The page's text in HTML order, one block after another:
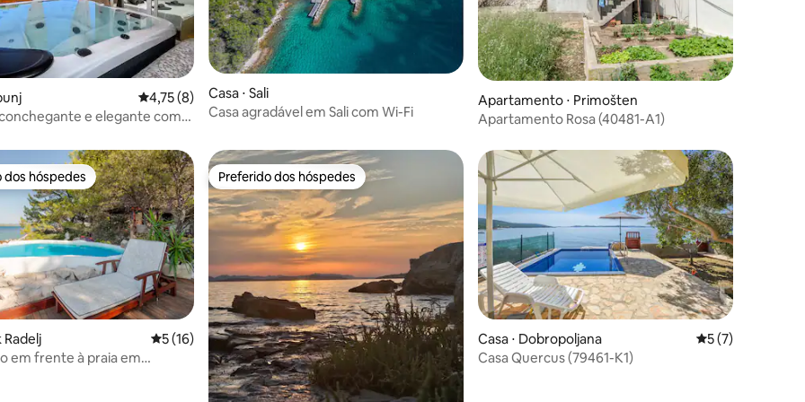
média de 5, 5 avaliações4,75 de uma avaliação média de 5, 8 avaliações
4,75 (8)
e elegante com
Casa ⋅ Sali
Casa agradável em Sali com Wi-Fi
Apartamento ⋅ Primošten
Apartamento Rosa (40481-A1)
de 5, 18 avaliações
dos hóspedes
dos hóspedes
Radelj 5 de uma avaliação média de 5, 16 avaliações
5 (16)
em frente à praia em
Preferido dos hóspedes
Preferido dos hóspedes
Casa ⋅ Dobropoljana 5 de uma
5 (7)
Casa Quercus (79461-K1)